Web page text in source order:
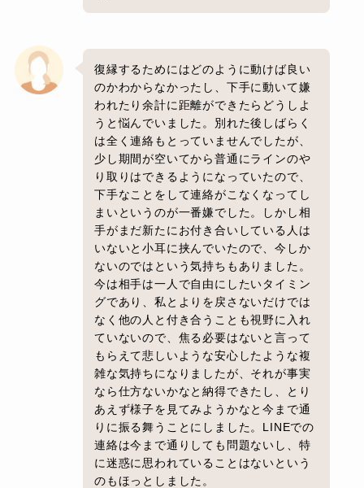
復縁するためにはどのように動けば良い
のかわからなかったし、下手に動いて嫌
われたり余計に距離ができたらどうしよ
うと悩んでいました。別れた後しばらく
は全く連絡もとっていませんでしたが、
少し期間が空いてから普通にラインのや
り取りはできるようになっていたので、
下手なことをして連絡がこなくなってし
まいというのが一番嫌でした。しかし相
手がまだ新たにお付き合いしている人は
いないと小耳に挟んでいたので、今しか
ないのではという気持ちもありました。
今は相手は一人で自由にしたいタイミン
グであり、私とよりを戻さないだけでは
なく他の人と付き合うことも視野に入れ
ていないので、焦る必要はないと言って
もらえて悲しいような安心したような複
雑な気持ちになりましたが、それが事実
なら仕方ないかなと納得できたし、とり
あえず様子を見てみようかなと今まで通
りに振る舞うことにしました。LINEでの
連絡は今まで通りしても問題ないし、特
に迷惑に思われていることはないという
のもほっとしました。